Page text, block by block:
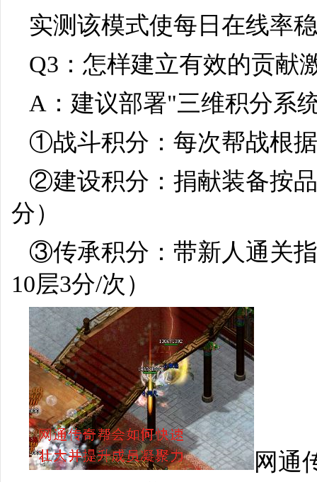
实测该模式使每日在线率
Q3：怎样建立有效的贡献
A：建议部署"三维积分系
①战斗积分：每次帮战根
②建设积分：捐献装备按
分）
③传承积分：带新人通关
10层3分/次）
网通